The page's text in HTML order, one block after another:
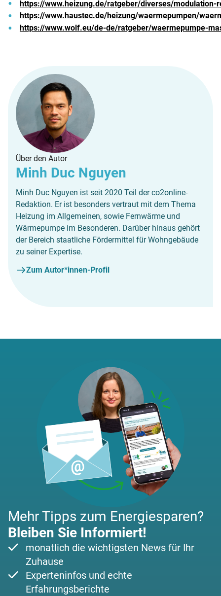
https://www.heizung.de/ratgeber/diverses/modulation-
https://www.haustec.de/heizung/waermepumpen/
https://www.wolf.eu/de-de/ratgeber/waermepumpe-
Über den Autor
Minh Duc Nguyen
Minh Duc Nguyen ist seit 2020 Teil der co2online-
Redaktion. Er ist besonders vertraut mit dem Thema
Heizung im Allgemeinen, sowie Fernwärme und
Wärmepumpe im Besonderen. Darüber hinaus gehört
der Bereich staatliche Fördermittel für Wohngebäude
zu seiner Expertise.
Zum Autor*innen-Profil
Mehr Tipps zum Energiesparen?
Bleiben Sie Informiert!
monatlich die wichtigsten News für Ihr
Zuhause
Experteninfos und echte
Erfahrungsberichte